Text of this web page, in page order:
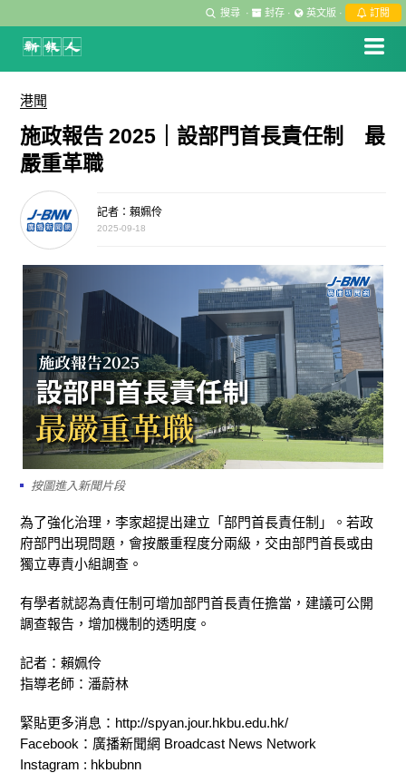
搜尋 · 封存 · 英文版 · 訂閱
港聞
施政報告 2025｜設部門首長責任制 最
嚴重革職
記者：賴姵伶
2025-09-18
按圖進入新聞片段
為了強化治理，李家超提出建立「部門首長責任制」。若政
府部門出現問題，會按嚴重程度分兩級，交由部門首長或由
獨立專責小組調查。
有學者就認為責任制可增加部門首長責任擔當，建議可公開
調查報告，增加機制的透明度。
記者：賴姵伶
指導老師：潘蔚林
緊貼更多消息：http://spyan.jour.hkbu.edu.hk/
Facebook：廣播新聞網 Broadcast News Network
Instagram : hkbubnn